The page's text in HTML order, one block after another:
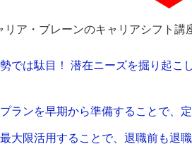
リア・ブレーンのキャリアシフト講
勢では駄目！ 潜在ニーズを掘り起
ランを早期から準備することで、
大限活用することで、退職前も退